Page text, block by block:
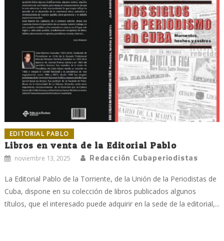
EDITORIAL PABLO
Libros en venta de la Editorial Pablo
noviembre 13, 2025 Redacción Cubaperiodistas
La Editorial Pablo de la Torriente, de la Unión de la Periodistas de
Cuba, dispone en su colección de libros publicados algunos
títulos, que el interesado puede adquirir en la sede de la editorial,...